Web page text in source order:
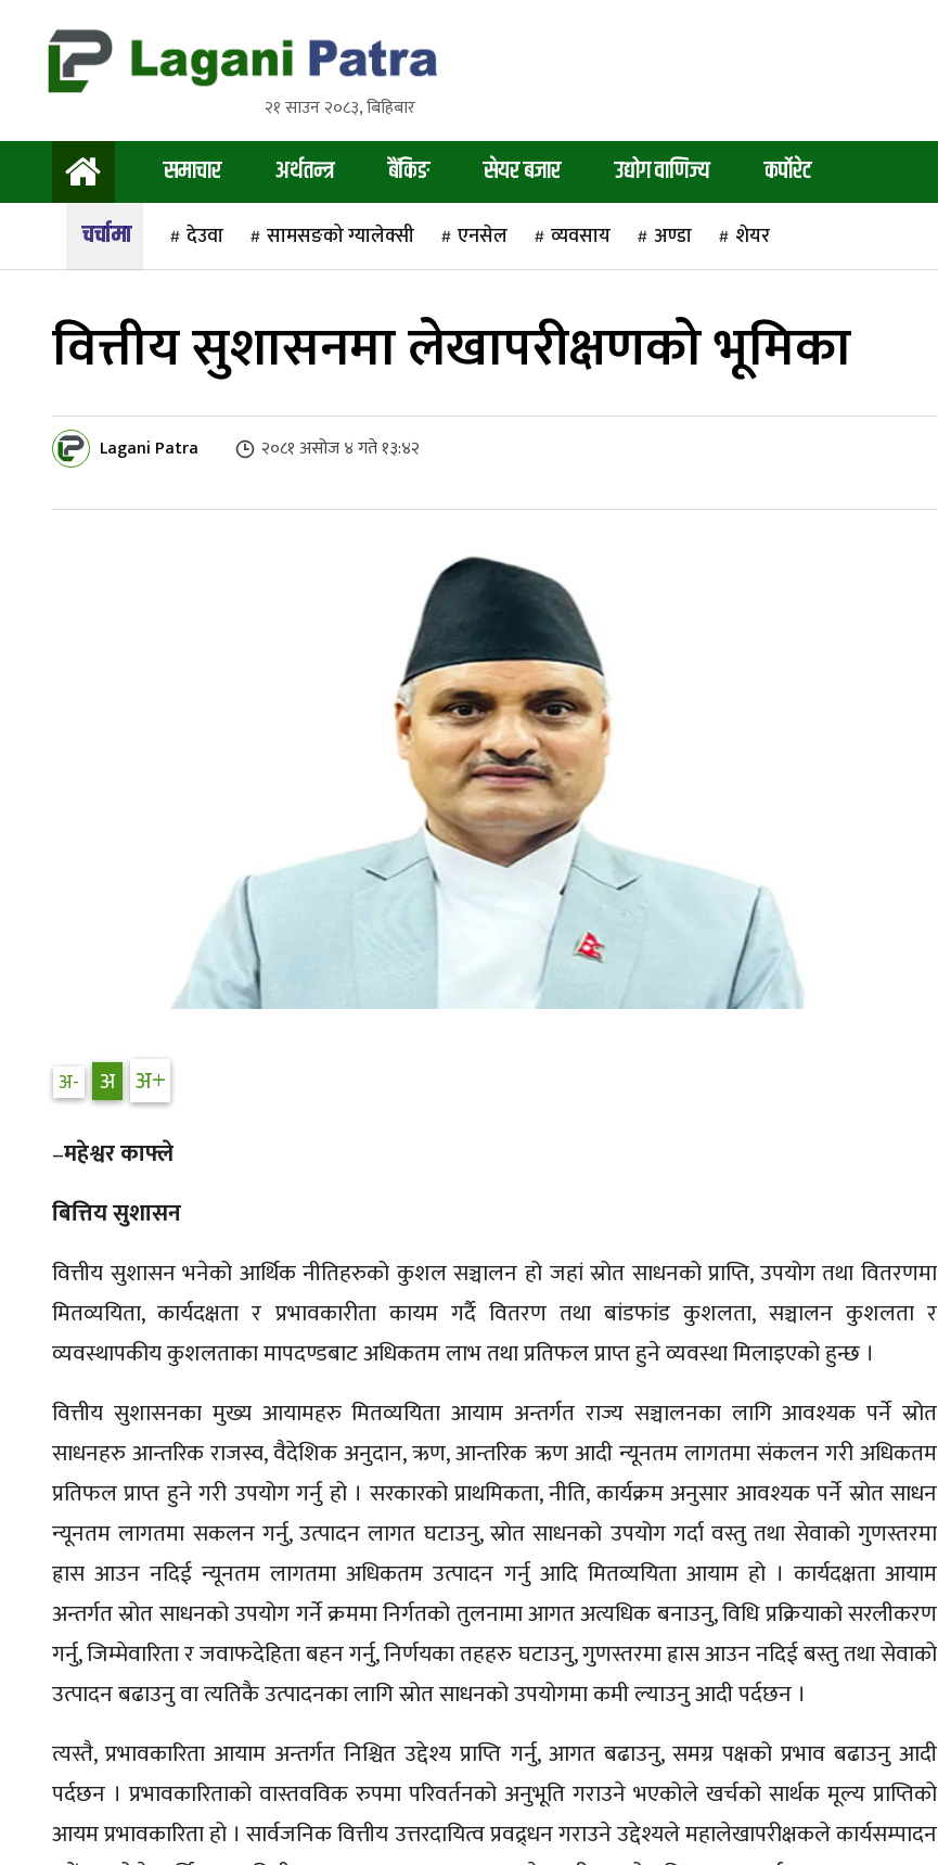
२१ साउन २०८३, बिहिबार
समाचार अर्थतन्त्र बैंकिङ सेयर बजार उद्योग वाणिज्य कर्पाेरेट
देउवा सामसङको ग्यालेक्सी एनसेल व्यवसाय अण्डा शेयर
वित्तीय सुशासनमा लेखापरीक्षणको भूमिका
Lagani Patra २०८१ असोज ४ गते १३:४२
–महेश्वर काफ्ले
बित्तिय सुशासन
वित्तीय सुशासन भनेको आर्थिक नीतिहरुको कुशल सञ्चालन हो जहां स्रोत साधनको प्राप्ति, उपयोग तथा वितरणमा
मितव्ययिता, कार्यदक्षता र प्रभावकारीता कायम गर्दै वितरण तथा बांडफांड कुशलता, सञ्चालन कुशलता र
व्यवस्थापकीय कुशलताका मापदण्डबाट अधिकतम लाभ तथा प्रतिफल प्राप्त हुने व्यवस्था मिलाइएको हुन्छ ।
वित्तीय सुशासनका मुख्य आयामहरु मितव्ययिता आयाम अन्तर्गत राज्य सञ्चालनका लागि आवश्यक पर्ने स्रोत
साधनहरु आन्तरिक राजस्व, वैदेशिक अनुदान, ऋण, आन्तरिक ऋण आदी न्यूनतम लागतमा संकलन गरी अधिकतम
प्रतिफल प्राप्त हुने गरी उपयोग गर्नु हो । सरकारको प्राथमिकता, नीति, कार्यक्रम अनुसार आवश्यक पर्ने स्रोत साधन
न्यूनतम लागतमा सकलन गर्नु, उत्पादन लागत घटाउनु, स्रोत साधनको उपयोग गर्दा वस्तु तथा सेवाको गुणस्तरमा
ह्रास आउन नदिई न्यूनतम लागतमा अधिकतम उत्पादन गर्नु आदि मितव्ययिता आयाम हो । कार्यदक्षता आयाम
अन्तर्गत स्रोत साधनको उपयोग गर्ने क्रममा निर्गतको तुलनामा आगत अत्यधिक बनाउनु, विधि प्रक्रियाको सरलीकरण
गर्नु, जिम्मेवारिता र जवाफदेहिता बहन गर्नु, निर्णयका तहहरु घटाउनु, गुणस्तरमा ह्रास आउन नदिई बस्तु तथा सेवाको
उत्पादन बढाउनु वा त्यतिकै उत्पादनका लागि स्रोत साधनको उपयोगमा कमी ल्याउनु आदी पर्दछन ।
त्यस्तै, प्रभावकारिता आयाम अन्तर्गत निश्चित उद्देश्य प्राप्ति गर्नु, आगत बढाउनु, समग्र पक्षको प्रभाव बढाउनु आदी
पर्दछन । प्रभावकारिताको वास्तवविक रुपमा परिवर्तनको अनुभूति गराउने भएकोले खर्चको सार्थक मूल्य प्राप्तिको
आयम प्रभावकारिता हो । सार्वजनिक वित्तीय उत्तरदायित्व प्रवद्र्धन गराउने उद्देश्यले महालेखापरीक्षकले कार्यसम्पादन